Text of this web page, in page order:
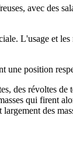
avec des
L'usage et
une position
des révoltes de
qui firent
des